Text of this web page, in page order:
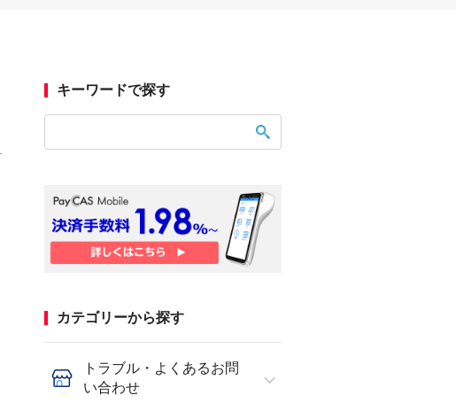
キーワードで探す
カテゴリーから探す
トラブル・よくあるお問
い合わせ